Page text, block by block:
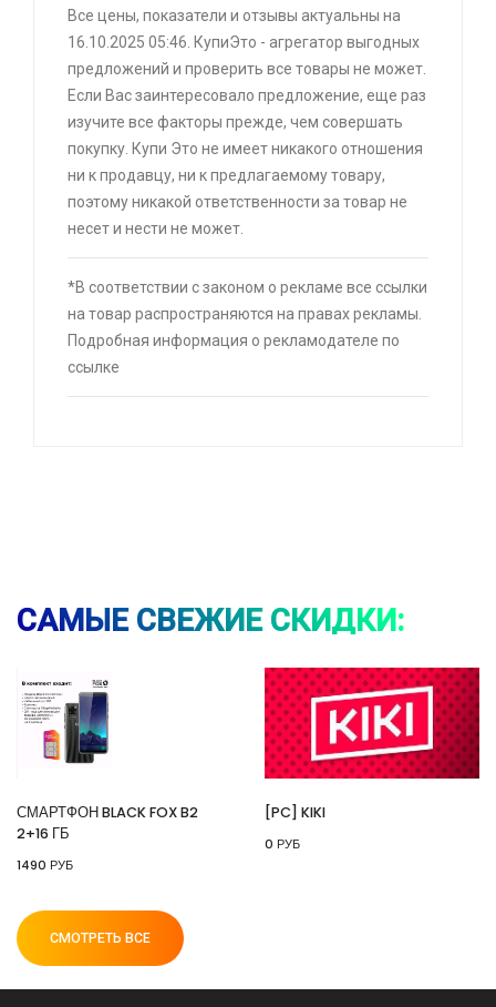
скидкой + возврат 25% трат , если оплачивать
картой Сбербанка
🔥 16190 руб. |КУПИТЬ
⚡ Скидка до 25% при оплате платежной
системой Пэй (макс. скидка 4320₽,
индивидуально, возможно сработает не у
всех)
🔥 0 руб. |КУПИТЬ
⚡ Пинцет для пайки 16 см
⚡ [PC] Kiki
🔥 0 руб. |
⚡ 55" Телевизор Digma DM-LED55UQB31 QLED,
Все цены, показатели и отзывы актуальны на
16.10.2025 05:46. КупиЭто - агрегатор выгодных
предложений и проверить все товары не может.
Если Вас заинтересовало предложение, еще раз
изучите все факторы прежде, чем совершать
покупку. Купи Это не имеет никакого отношения
ни к продавцу, ни к предлагаемому товару,
поэтому никакой ответственности за товар не
несет и нести не может.
*В соответствии с законом о рекламе все ссылки
на товар распространяются на правах рекламы.
Подробная информация о рекламодателе по
ссылке
САМЫЕ СВЕЖИЕ СКИДКИ:
СМАРТФОН BLACK FOX B2
2+16 ГБ
1490 РУБ
[PC] KIKI
0 РУБ
СМОТРЕТЬ ВСЕ